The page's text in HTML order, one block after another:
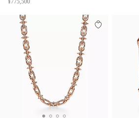
¥775,500